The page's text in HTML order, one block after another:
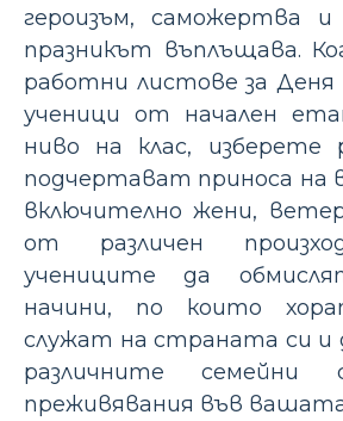
героизъм, саможертва и
празникът въплъщава.
работни листове за
ученици от начален
ниво на клас, изберете
подчертават приноса на
включително жени,
от различен
учениците да
начини, по които
служат на страната си и
различните семейни
преживявания във